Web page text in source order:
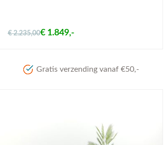
€ 2.235,00€ 1.849,-
Gratis verzending vanaf €50,-